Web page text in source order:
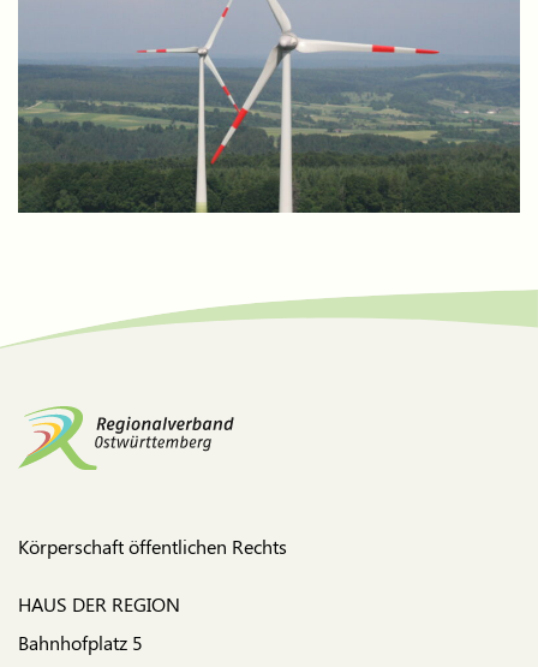
Körperschaft öffentlichen Rechts
HAUS DER REGION
Bahnhofplatz 5